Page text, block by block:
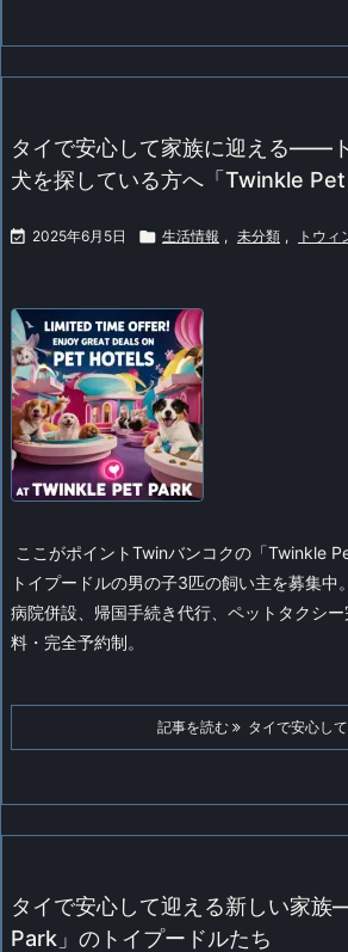
タイで安心して家族に迎える――
犬を探している方へ「Twinkle
 2025年6月5日  生活情報 , 未分類 , トウィ
ここがポイントTwinバンコクの「Twinkle
トイプードルの男の子3匹の飼い主を募集中
病院併設、帰国手続き代行、ペットタクシ
料・完全予約制。
記事を読む タイで安心し
タイで安心して迎える新しい家
Park」のトイプードルたち